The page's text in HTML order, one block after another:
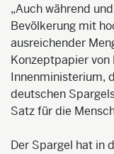
„Auch während
Bevölkerung mit
ausreichender
Konzeptpapier
Innenministerium,
deutschen
Satz für die
Der Spargel hat in